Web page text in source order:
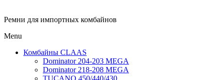
Ремни для импортных комбайнов
Menu
Комбайны CLAAS
Dominator 204-203 MEGA
Dominator 218-208 MEGA
TUCANO 450/440/430